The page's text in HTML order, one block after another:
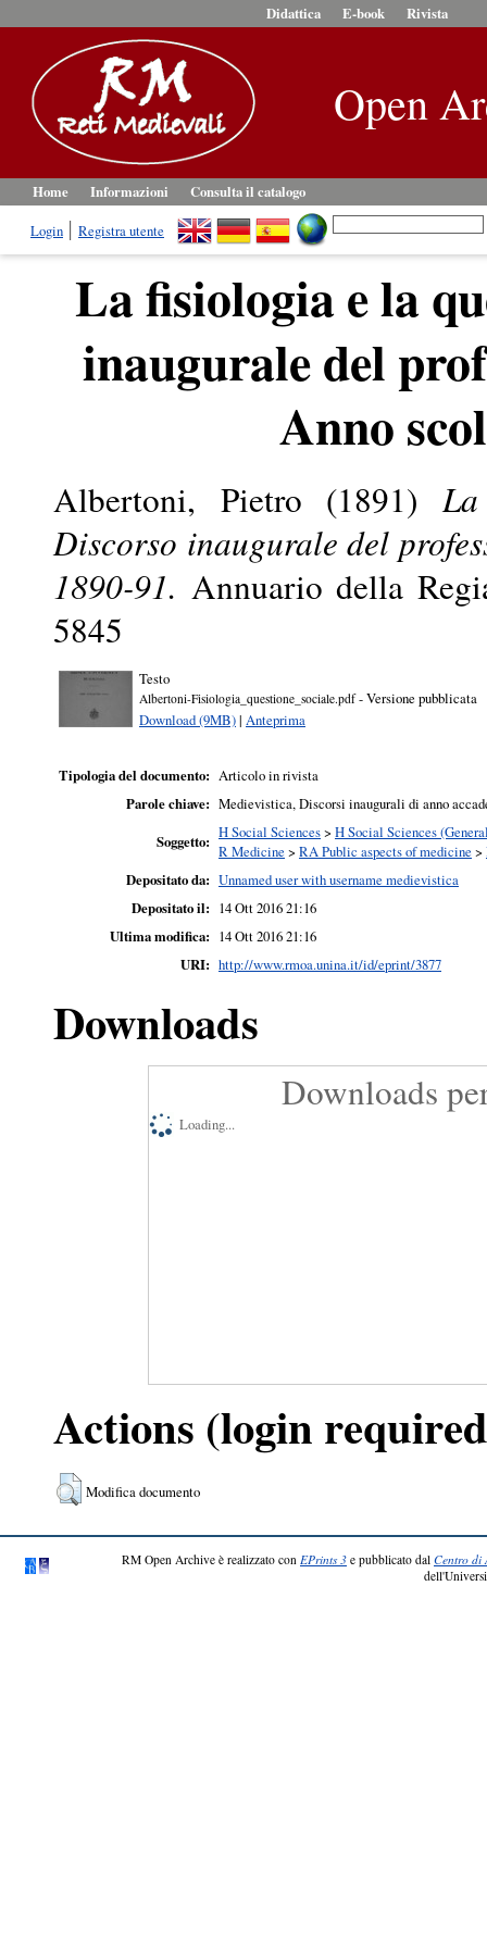
Didattica E-book Rivista
Open
Home Informazioni
Consulta il catalogo
Login
Registra utente
La fisiologia e la
inaugurale del
Anno
Albertoni, Pietro (1891)
Discorso inaugurale del
1890-91. Annuario della
5845
Testo
Albertoni-Fisiologia_questione_sociale.pdf- Versione pubblicata
Download (9MB)| Anteprima
Tipologia del documento: Articolo in rivista
Parole chiave: Medievistica, Discorsi inaugurali di anno
Soggetto: H Social Sciences> H Social Sciences
R Medicine > RA Public aspects of medicine >
Depositato da: Unnamed user with username medievistica
Depositato il: 14 Ott 2016 21:16
Ultima modifica: 14 Ott 2016 21:16
URI: http://www.rmoa.unina.it/id/eprint/3877
Downloads
Downloads
Loading...
Actions (login
Modifica documento
RM Open Archive è realizzato con EPrints 3 e pubblicato dal Centro di